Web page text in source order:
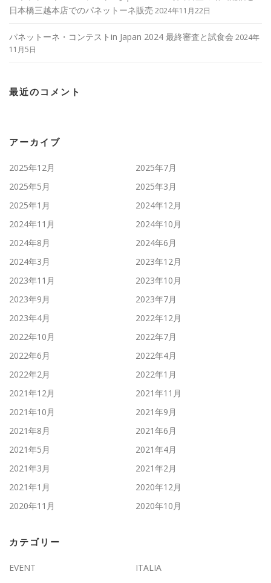
日本橋三越本店でのパネットーネ販売 2024年11月22日
パネットーネ・コンテストin Japan 2024 最終審査と試食会 2024年
11月5日
最近のコメント
アーカイブ
2025年12月
2025年7月
2025年5月
2025年3月
2025年1月
2024年12月
2024年11月
2024年10月
2024年8月
2024年6月
2024年3月
2023年12月
2023年11月
2023年10月
2023年9月
2023年7月
2023年4月
2022年12月
2022年10月
2022年7月
2022年6月
2022年4月
2022年2月
2022年1月
2021年12月
2021年11月
2021年10月
2021年9月
2021年8月
2021年6月
2021年5月
2021年4月
2021年3月
2021年2月
2021年1月
2020年12月
2020年11月
2020年10月
カテゴリー
EVENT
ITALIA